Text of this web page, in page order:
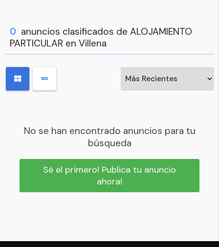
0 anuncios clasificados de ALOJAMIENTO
PARTICULAR en Villena
No se han encontrado anuncios para tu
búsqueda
Sé el primero! Publica tu anuncio
ahora!